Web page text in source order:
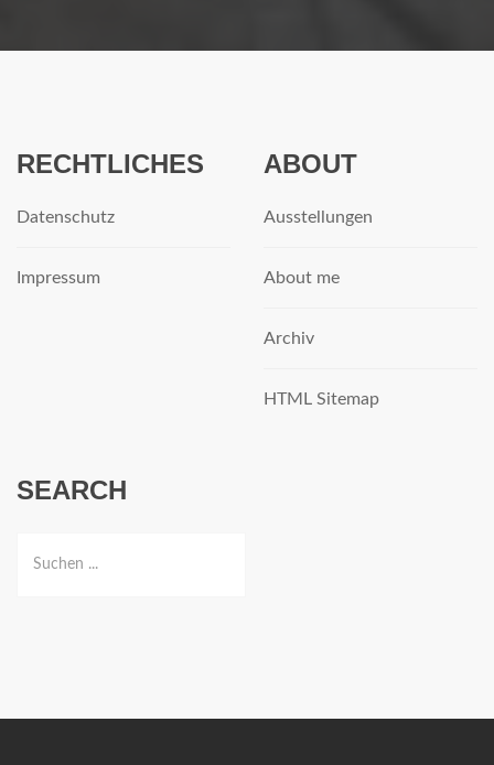
RECHTLICHES
Datenschutz
Impressum
ABOUT
Ausstellungen
About me
Archiv
HTML Sitemap
SEARCH